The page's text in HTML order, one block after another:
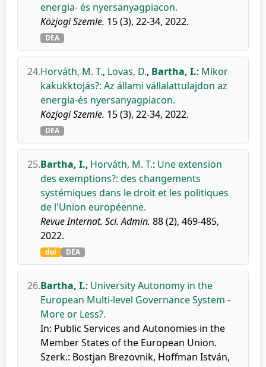
energia- és nyersanyagpiacon.
Közjogi Szemle. 15 (3), 22-34, 2022.
DEA
24.Horváth, M. T., Lovas, D., Bartha, I.: Mikor
kakukktojás?: Az állami vállalattulajdon az
energia-és nyersanyagpiacon.
Közjogi Szemle. 15 (3), 22-34, 2022.
DEA
25.Bartha, I., Horváth, M. T.: Une extension
des exemptions?: des changements
systémiques dans le droit et les politiques
de l'Union européenne.
Revue Internat. Sci. Admin. 88 (2), 469-485,
2022.
doi DEA
26.Bartha, I.: University Autonomy in the
European Multi-level Governance System -
More or Less?.
In: Public Services and Autonomies in the
Member States of the European Union.
Szerk.: Bostjan Brezovnik, Hoffman István,